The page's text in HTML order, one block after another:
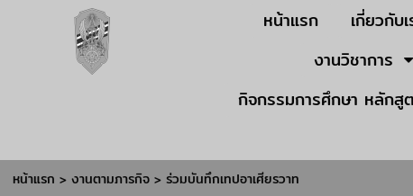
หน้าแรก เกี่ยวกับเ
งานวิชาการ
กิจกรรมการศึกษา หลักสู
หน้าแรก > งานตามภารกิจ > ร่วมบันทึกเทปอาเศียรวาท